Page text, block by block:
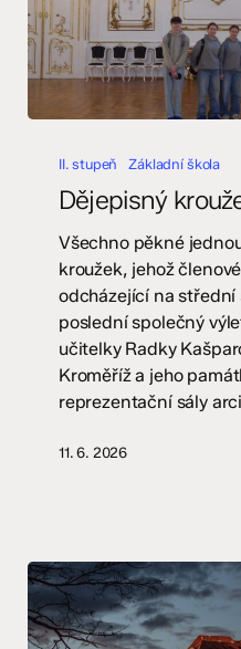
kroužek
Kroměříži
II. stupeň Základní škola
Dějepisný
Všechno pěkné
kroužek, jehož
odcházející na střední
poslední společný
učitelky Radky
Kroměříž a jeho
reprezentační sály
11. 6. 2026